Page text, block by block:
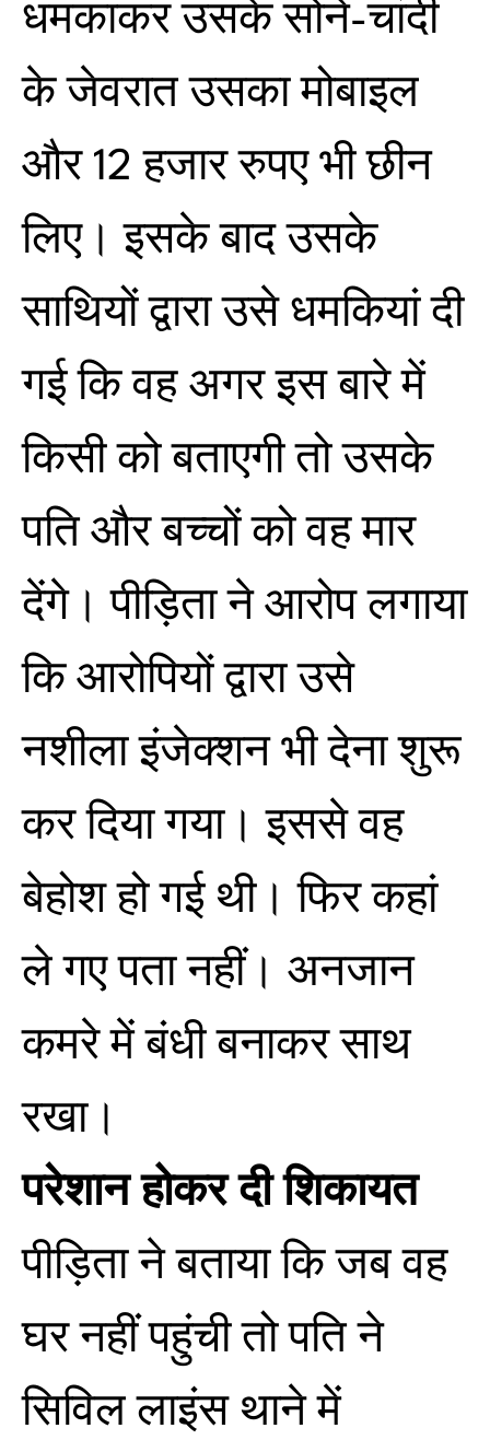
धमकाकर उसके सोने-चांदी
के जेवरात उसका मोबाइल
और 12 हजार रुपए भी छीन
लिए। इसके बाद उसके
साथियों द्वारा उसे धमकियां दी
गई कि वह अगर इस बारे में
किसी को बताएगी तो उसके
पति और बच्चों को वह मार
देंगे। पीड़िता ने आरोप लगाया
कि आरोपियों द्वारा उसे
नशीला इंजेक्शन भी देना शुरू
कर दिया गया। इससे वह
बेहोश हो गई थी। फिर कहां
ले गए पता नहीं। अनजान
कमरे में बंधी बनाकर साथ
रखा।
परेशान होकर दी शिकायत
पीड़िता ने बताया कि जब वह
घर नहीं पहुंची तो पति ने
सिविल लाइंस थाने में